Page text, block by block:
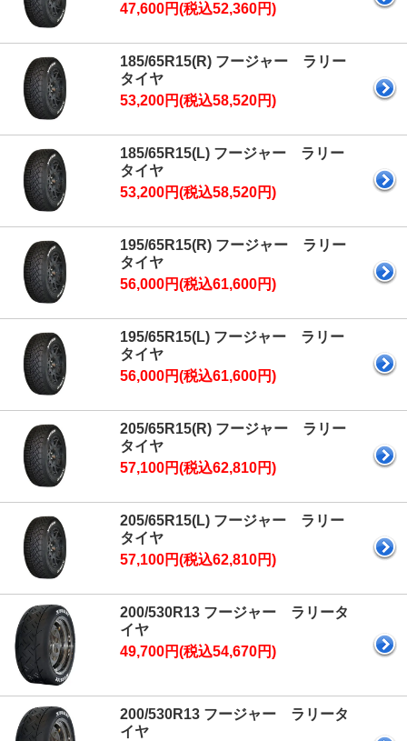
47,600円(税込52,360円)
185/65R15(R) フージャー ラリー
タイヤ
53,200円(税込58,520円)
185/65R15(L) フージャー ラリー
タイヤ
53,200円(税込58,520円)
195/65R15(R) フージャー ラリー
タイヤ
56,000円(税込61,600円)
195/65R15(L) フージャー ラリー
タイヤ
56,000円(税込61,600円)
205/65R15(R) フージャー ラリー
タイヤ
57,100円(税込62,810円)
205/65R15(L) フージャー ラリー
タイヤ
57,100円(税込62,810円)
200/530R13 フージャー ラリータ
イヤ
49,700円(税込54,670円)
200/530R13 フージャー ラリータ
イヤ